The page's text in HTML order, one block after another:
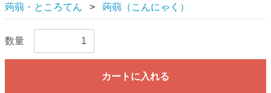
蒟蒻・ところてん
蒟蒻（こんにゃく）
数量
カートに入れる